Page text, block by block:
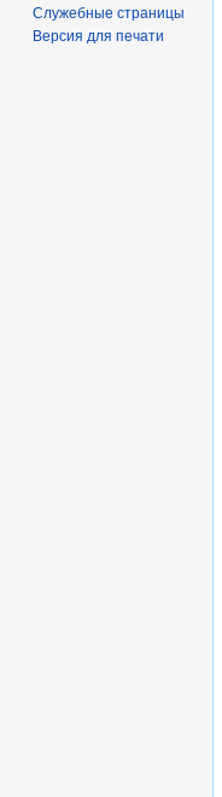
Служебные страницы
Версия для печати